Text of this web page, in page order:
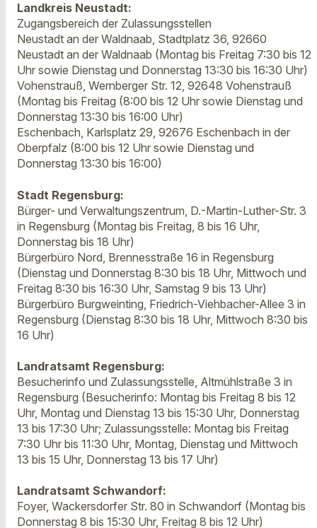
Landkreis Neustadt:
Zugangsbereich der Zulassungsstellen
Neustadt an der Waldnaab, Stadtplatz 36, 92660
Neustadt an der Waldnaab (Montag bis Freitag 7:30 bis 12
Uhr sowie Dienstag und Donnerstag 13:30 bis 16:30 Uhr)
Vohenstrauß, Wernberger Str. 12, 92648 Vohenstrauß
(Montag bis Freitag (8:00 bis 12 Uhr sowie Dienstag und
Donnerstag 13:30 bis 16:00 Uhr)
Eschenbach, Karlsplatz 29, 92676 Eschenbach in der
Oberpfalz (8:00 bis 12 Uhr sowie Dienstag und
Donnerstag 13:30 bis 16:00)
Stadt Regensburg:
Bürger- und Verwaltungszentrum, D.-Martin-Luther-Str. 3
in Regensburg (Montag bis Freitag, 8 bis 16 Uhr,
Donnerstag bis 18 Uhr)
Bürgerbüro Nord, Brennesstraße 16 in Regensburg
(Dienstag und Donnerstag 8:30 bis 18 Uhr, Mittwoch und
Freitag 8:30 bis 16:30 Uhr, Samstag 9 bis 13 Uhr)
Bürgerbüro Burgweinting, Friedrich-Viehbacher-Allee 3 in
Regensburg (Dienstag 8:30 bis 18 Uhr, Mittwoch 8:30 bis
16 Uhr)
Landratsamt Regensburg:
Besucherinfo und Zulassungsstelle, Altmühlstraße 3 in
Regensburg (Besucherinfo: Montag bis Freitag 8 bis 12
Uhr, Montag und Dienstag 13 bis 15:30 Uhr, Donnerstag
13 bis 17:30 Uhr; Zulassungsstelle: Montag bis Freitag
7:30 Uhr bis 11:30 Uhr, Montag, Dienstag und Mittwoch
13 bis 15 Uhr, Donnerstag 13 bis 17 Uhr)
Landratsamt Schwandorf:
Foyer, Wackersdorfer Str. 80 in Schwandorf (Montag bis
Donnerstag 8 bis 15:30 Uhr, Freitag 8 bis 12 Uhr)